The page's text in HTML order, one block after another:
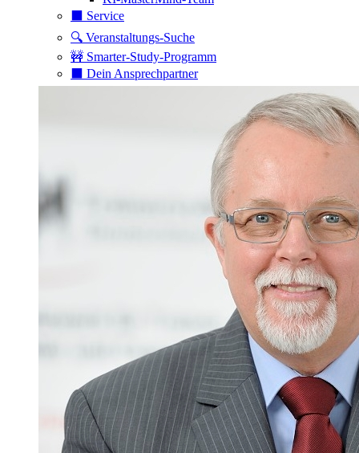
⬛️ Service
🔍 Veranstaltungs-Suche
🚧 Smarter-Study-Programm
⬛️ Dein Ansprechpartner